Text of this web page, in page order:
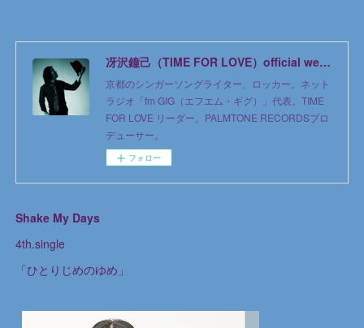
冴沢鐘己（TIME FOR LOVE）official web site
京都のシンガーソングライター、ロッカー。ネット
ラジオ「fm GIG（エフエム・ギグ）」代表。TIME
FOR LOVE リーダー。PALMTONE RECORDSプロ
デューサー。
フォロー
Shake My Days
4th.single
「ひとりじめのゆめ」